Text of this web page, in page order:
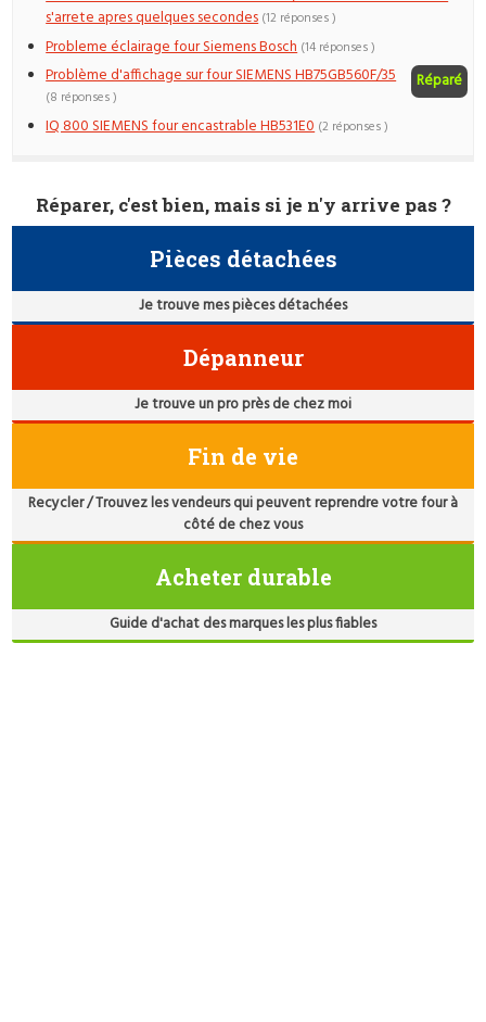
s'arrete apres quelques secondes (12 réponses )
Probleme éclairage four Siemens Bosch (14 réponses )
Problème d'affichage sur four SIEMENS HB75GB560F/35 Réparé
(8 réponses )
IQ 800 SIEMENS four encastrable HB531E0 (2 réponses )
Réparer, c'est bien, mais si je n'y arrive pas ?
Pièces détachées
Je trouve mes pièces détachées
Dépanneur
Je trouve un pro près de chez moi
Fin de vie
Recycler / Trouvez les vendeurs qui peuvent reprendre votre four à
côté de chez vous
Acheter durable
Guide d'achat des marques les plus fiables